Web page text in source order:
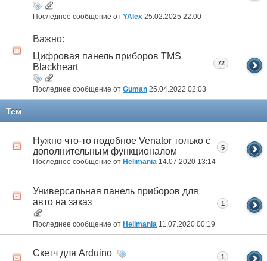
Последнее сообщение от YAlex 25.02.2025 22:00
Важно:
Цифровая панель приборов TMS
Blackheart
Последнее сообщение от Guman 25.04.2022 02:03
72
Тем
Нужно что-то подобное Venator только с
дополнительным функционалом
Последнее сообщение от Helimania 14.07.2020 13:14
5
Универсальная панель приборов для
авто на заказ
Последнее сообщение от Helimania 11.07.2020 00:19
1
Скетч для Arduino 1